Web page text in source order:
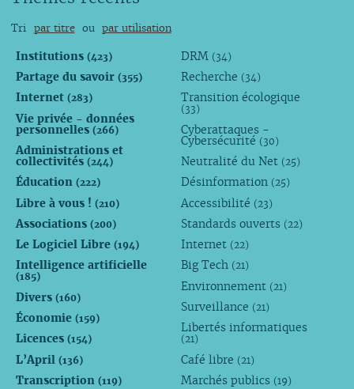
Tri par titre ou par utilisation
Institutions (423)
Partage du savoir (355)
Internet (283)
Vie privée - données
personnelles (266)
Administrations et
collectivités (244)
Éducation (222)
Libre à vous ! (210)
Associations (200)
Le Logiciel Libre (194)
Intelligence artificielle
(185)
Divers (160)
Économie (159)
Licences (154)
L’April (136)
Transcription (119)
DRM (34)
Recherche (34)
Transition écologique
(33)
Cyberattaques -
Cybersécurité (30)
Neutralité du Net (25)
Désinformation (25)
Accessibilité (23)
Standards ouverts (22)
Internet (22)
Big Tech (21)
Environnement (21)
Surveillance (21)
Libertés informatiques
(21)
Café libre (21)
Marchés publics (19)